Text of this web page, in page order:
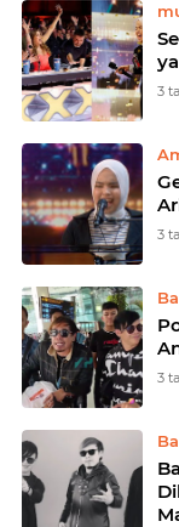
3
3
3